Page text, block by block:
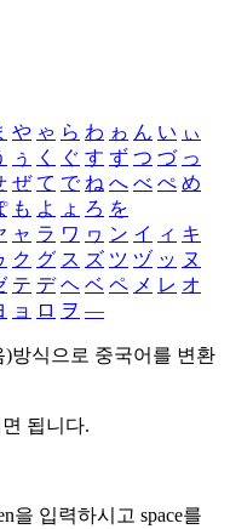
や ゃ ら わ ゎ ん い ぃ
ぅ く ぐ す ず つ づ っ
ぜ て で ね へ べ ぺ め
も よ ょ ろ を
ャ ラ ワ ヮ ン イ ィ キ
ク グ ス ズ ツ ヅ ッ ヌ
テ デ ヘ ベ ペ メ レ オ
ョ ロ ヲ ―
)방식으로 중국어를 변환
됩니다.
을 입력하시고 space를